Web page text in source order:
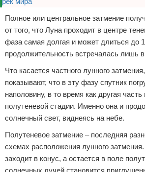
Полное или центральное затмение
от того, что Луна проходит в центре
фаза самая долгая и может длиться до
продолжительность встречалась лишь в
Что касается частного лунного
показывают, что в эту фазу спутник
наполовину, в то время как другая
полутеневой стадии. Именно она и
солнечный свет, виднеясь на небе.
Полутеневое затмение – последняя
схемах расположения лунного затмения.
заходит в конус, а остается в поле
солнечных лучей становится